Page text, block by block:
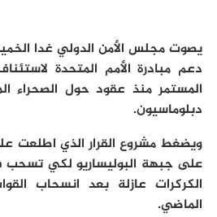
يصوت مجلس الأمن الدولي غدا
دعم مبادرة الأمم المتحدة
المستمر منذ عقود حول الصحراء
دبلوماسيون.
ويضغط مشروع القرار الذي اطلعت
على جبهة البوليساريو لكي تسحب
الكركرات عازلة بعد انسحاب
الماضي.